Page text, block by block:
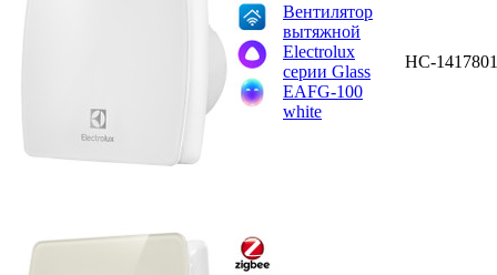
Вентилятор
вытяжной
Electrolux
серии Glass
EAFG-100
white
НС-1417801